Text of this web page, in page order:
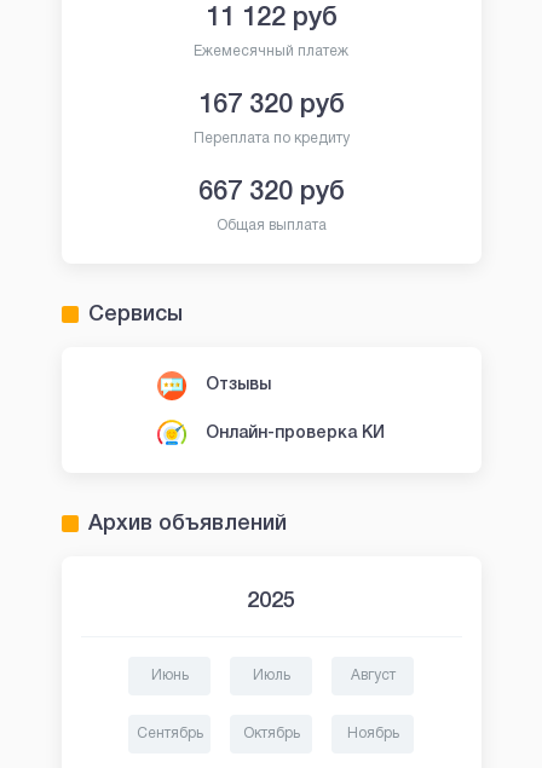
11 122руб
Ежемесячный платеж
167 320руб
Переплата по кредиту
667 320руб
Общая выплата
Сервисы
Отзывы
Онлайн-проверка КИ
Архив объявлений
2025
Июнь Июль Август
Сентябрь Октябрь Ноябрь